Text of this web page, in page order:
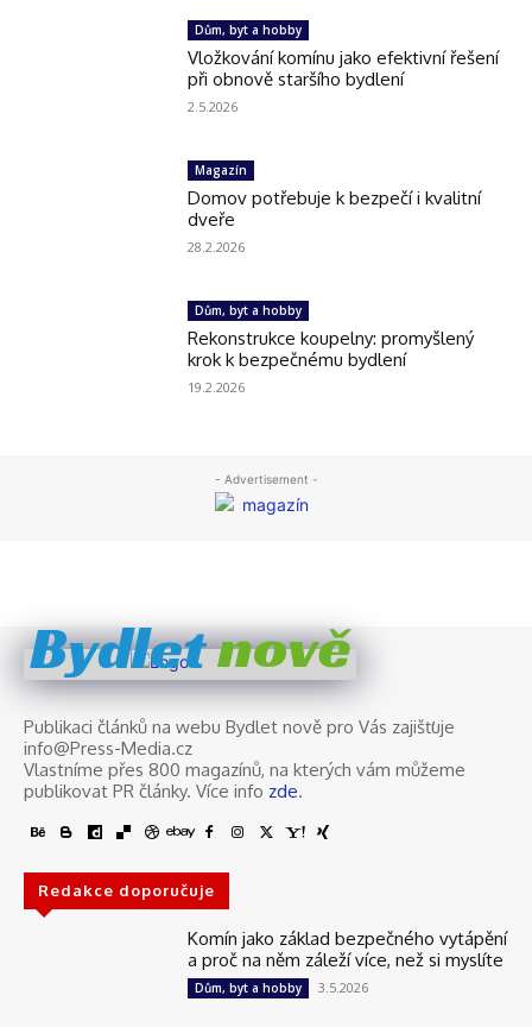
Bydletnově
Publikaci článků na webu Bydlet nově pro Vás zajišťuje
info@Press-Media.cz
Vlastníme přes 800 magazínů, na kterých vám můžeme
publikovat PR články. Více info zde.
Redakce doporučuje
Komín jako základ bezpečného vytápění
a proč na něm záleží více, než si myslíte
Dům, byt a hobby 3.5.2026